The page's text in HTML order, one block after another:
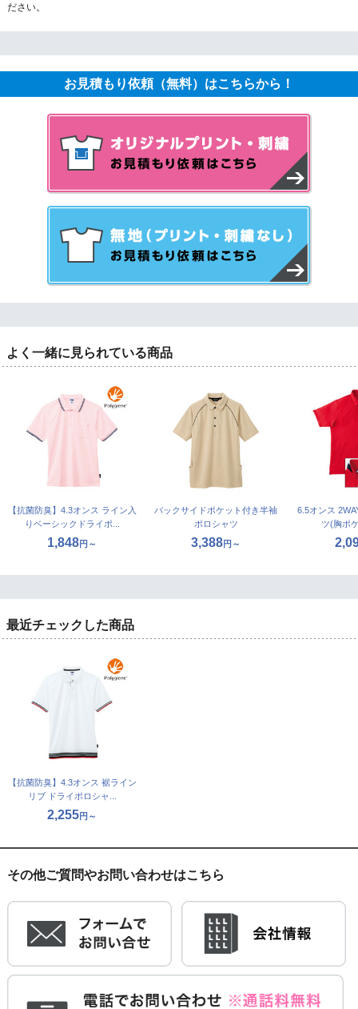
ださい。
お見積もり依頼（無料）はこちらから！
よく一緒に見られている商品
【抗菌防臭】4.3オンス ライン入
りベーシックドライポ...
1,848円～
バックサイドポケット付き半袖
ポロシャツ
3,388円～
6.5オンス
ツ(胸ポ
最近チェックした商品
【抗菌防臭】4.3オンス 裾ライン
リブ ドライポロシャ...
2,255円～
その他ご質問やお問い合わせはこちら